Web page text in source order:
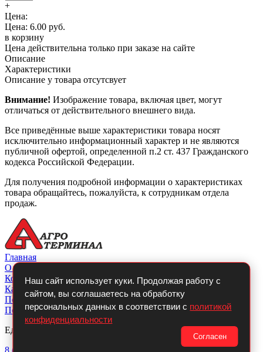
+
Цена:
Цена: 6.00 руб.
в корзину
Цена действительна только при заказе на сайте
Описание
Характеристики
Описание у товара отсутсвует
Внимание! Изображение товара, включая цвет, могут
отличаться от действительного внешнего вида.
Все приведённые выше характеристики товара носят
исключительно информационный характер и не являются
публичной офертой, определенной п.2 ст. 437 Гражданского
кодекса Российской Федерации.
Для получения подробной информации о характеристиках
товара обращайтесь, пожалуйста, к сотрудникам отдела
продаж.
Наш сайт использует куки. Продолжая работу с
сайтом, вы соглашаетесь на обработку
персональных данных в соответствии с политикой
конфиденциальности
Согласен
Главная
О компании
Контакты
Каталог
Покупателю
Политикой конфиденциальности
Единый телефон:
8 (800)